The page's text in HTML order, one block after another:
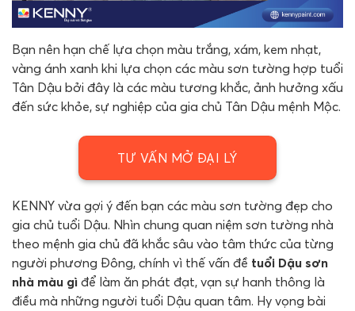
Bạn nên hạn chế lựa chọn màu trắng, xám, kem nhạt,
vàng ánh xanh khi lựa chọn các màu sơn tường hợp tuổi
Tân Dậu bởi đây là các màu tương khắc, ảnh hưởng xấu
đến sức khỏe, sự nghiệp của gia chủ Tân Dậu mệnh Mộc.
TƯ VẤN MỞ ĐẠI LÝ
KENNY vừa gợi ý đến bạn các màu sơn tường đẹp cho
gia chủ tuổi Dậu. Nhìn chung quan niệm sơn tường nhà
theo mệnh gia chủ đã khắc sâu vào tâm thức của từng
người phương Đông, chính vì thế vấn đề tuổi Dậu sơn
nhà màu gì để làm ăn phát đạt, vạn sự hanh thông là
điều mà những người tuổi Dậu quan tâm. Hy vọng bài